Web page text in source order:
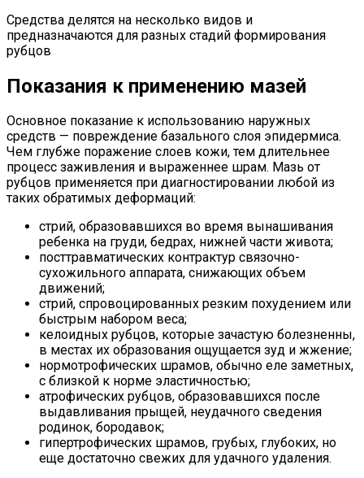
Средства делятся на несколько видов и
предназначаются для разных стадий формирования
рубцов
Показания к применению мазей
Основное показание к использованию наружных
средств — повреждение базального слоя эпидермиса.
Чем глубже поражение слоев кожи, тем длительнее
процесс заживления и выраженнее шрам. Мазь от
рубцов применяется при диагностировании любой из
таких обратимых деформаций:
стрий, образовавшихся во время вынашивания
ребенка на груди, бедрах, нижней части живота;
посттравматических контрактур связочно-
сухожильного аппарата, снижающих объем
движений;
стрий, спровоцированных резким похудением или
быстрым набором веса;
келоидных рубцов, которые зачастую болезненны,
в местах их образования ощущается зуд и жжение;
нормотрофических шрамов, обычно еле заметных,
с близкой к норме эластичностью;
атрофических рубцов, образовавшихся после
выдавливания прыщей, неудачного сведения
родинок, бородавок;
гипертрофических шрамов, грубых, глубоких, но
еще достаточно свежих для удачного удаления.